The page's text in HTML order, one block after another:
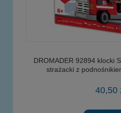
DROMADER 92894 klocki
strażacki z
40,50